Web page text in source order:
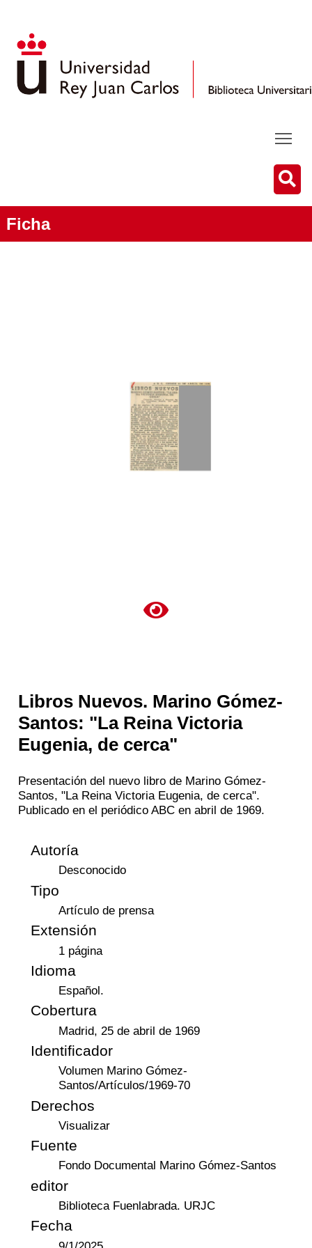
Ficha
Libros Nuevos. Marino Gómez-
Santos: "La Reina Victoria
Eugenia, de cerca"
Presentación del nuevo libro de Marino Gómez-
Santos, "La Reina Victoria Eugenia, de cerca".
Publicado en el periódico ABC en abril de 1969.
Autoría
Desconocido
Tipo
Artículo de prensa
Extensión
1 página
Idioma
Español.
Cobertura
Madrid, 25 de abril de 1969
Identificador
Volumen Marino Gómez-
Santos/Artículos/1969-70
Derechos
Visualizar
Fuente
Fondo Documental Marino Gómez-Santos
editor
Biblioteca Fuenlabrada. URJC
Fecha